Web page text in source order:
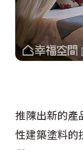
推陳出新的產
性建築塗料的